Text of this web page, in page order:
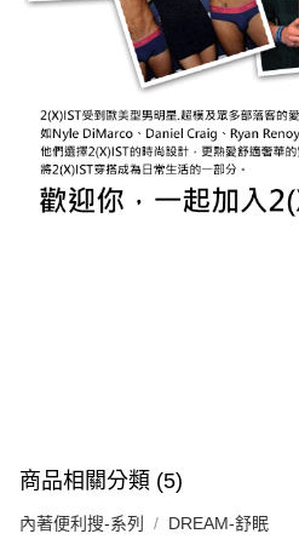
商品相關分類 (5)
內著便利搜-系列 DREAM-舒眠